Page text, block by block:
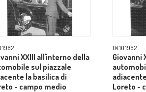
XXIII all'interno della
sul piazzale
la basilica di
- campo medio
04.10.1962
Giovanni
Loreto -